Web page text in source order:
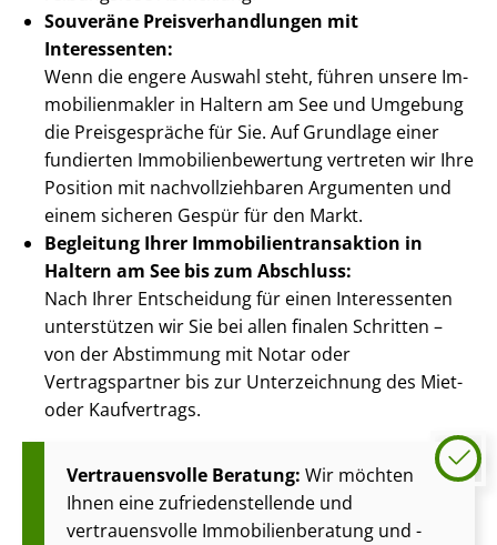
Souveräne Preis­ver­hand­lun­gen mit
Interessenten:
Wenn die engere Auswahl steht, führen unsere Im­
mo­bi­li­en­mak­ler in Haltern am See und Umgebung
die Preisgespräche für Sie. Auf Grundlage einer
fundierten Im­mo­bi­li­en­be­wer­tung vertreten wir Ihre
Position mit nach­voll­zieh­ba­ren Argumenten und
einem sicheren Gespür für den Markt.
Begleitung Ihrer Im­mo­bi­li­en­trans­ak­ti­on in
Haltern am See bis zum Abschluss:
Nach Ihrer Entscheidung für einen Interessenten
unterstützen wir Sie bei allen finalen Schritten –
von der Abstimmung mit Notar oder
Vertragspartner bis zur Unterzeichnung des Miet-
oder Kaufvertrags.
Vertrauensvolle Beratung: Wir möchten
Ihnen eine zu­frie­den­stel­len­de und
vertrauensvolle Im­mo­bi­li­en­be­ra­tung und -